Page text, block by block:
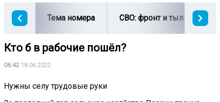
Тема номера СВО: фронт и тыл
Кто б в рабочие пошёл?
06:42 18.06.2022
Нужны селу трудовые руки